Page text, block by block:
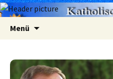
Menü